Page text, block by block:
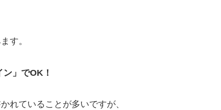
す。
」でOK！
れていることが多いですが、